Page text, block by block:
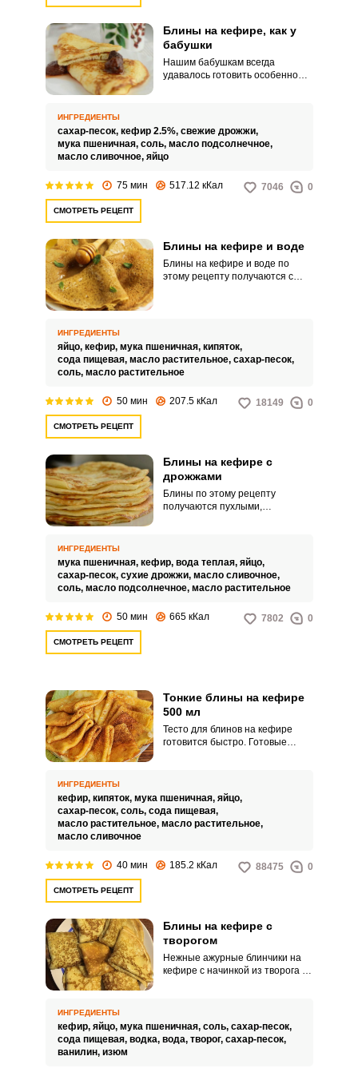
Блины на кефире, как у
бабушки
Нашим бабушкам всегда
удавалось готовить особенно
кефире готовятся из обычных
продуктов, а вкус возвращает в
детство.
ИНГРЕДИЕНТЫ
сахар-песок, кефир 2.5%, свежие дрожжи,
мука пшеничная, соль, масло подсолнечное,
масло сливочное, яйцо
75 мин 517.12 кКал 7046 0
СМОТРЕТЬ РЕЦЕПТ
Блины на кефире и воде
Блины на кефире и воде по
этому рецепту получаются с
ИНГРЕДИЕНТЫ
яйцо, кефир, мука пшеничная, кипяток,
сода пищевая, масло растительное, сахар-песок,
соль, масло растительное
50 мин 207.5 кКал 18149 0
СМОТРЕТЬ РЕЦЕПТ
Блины на кефире с
дрожжами
Блины по этому рецепту
получаются пухлыми,
активно запускает работу
дрожжей, и блинная масса
получается «живой» и
дышащей.
ИНГРЕДИЕНТЫ
мука пшеничная, кефир, вода теплая, яйцо,
сахар-песок, сухие дрожжи, масло сливочное,
соль, масло подсолнечное, масло растительное
50 мин 665 кКал 7802 0
СМОТРЕТЬ РЕЦЕПТ
Тонкие блины на кефире
500 мл
Тесто для блинов на кефире
готовится быстро. Готовые
ИНГРЕДИЕНТЫ
кефир, кипяток, мука пшеничная, яйцо,
сахар-песок, соль, сода пищевая,
масло растительное, масло растительное,
масло сливочное
40 мин 185.2 кКал 88475 0
СМОТРЕТЬ РЕЦЕПТ
Блины на кефире с
творогом
Нежные ажурные блинчики на
кефире с начинкой из творога и
их на сковороде со сливочным
маслом.
ИНГРЕДИЕНТЫ
кефир, яйцо, мука пшеничная, соль, сахар-песок,
сода пищевая, водка, вода, творог, сахар-песок,
ванилин, изюм